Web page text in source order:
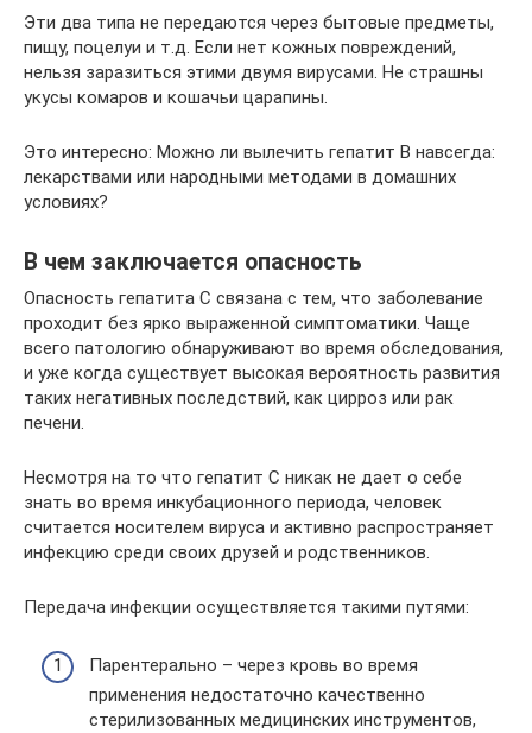
Эти два типа не передаются через бытовые предметы,
пищу, поцелуи и т.д. Если нет кожных повреждений,
нельзя заразиться этими двумя вирусами. Не страшны
укусы комаров и кошачьи царапины.
Это интересно: Можно ли вылечить гепатит В навсегда:
лекарствами или народными методами в домашних
условиях?
В чем заключается опасность
Опасность гепатита С связана с тем, что заболевание
проходит без ярко выраженной симптоматики. Чаще
всего патологию обнаруживают во время обследования,
и уже когда существует высокая вероятность развития
таких негативных последствий, как цирроз или рак
печени.
Несмотря на то что гепатит С никак не дает о себе
знать во время инкубационного периода, человек
считается носителем вируса и активно распространяет
инфекцию среди своих друзей и родственников.
Передача инфекции осуществляется такими путями:
Парентерально – через кровь во время
применения недостаточно качественно
стерилизованных медицинских инструментов,